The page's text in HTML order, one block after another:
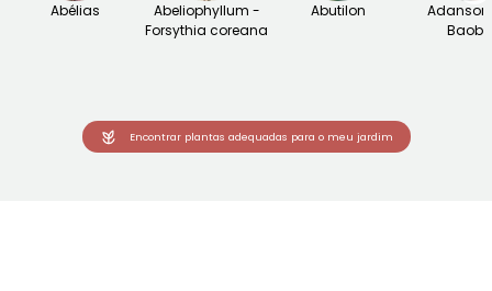
Abélias
Abeliophyllum -
Forsythia coreana
Abutilon
Baobá
Encontrar plantas adequadas para o meu jardim